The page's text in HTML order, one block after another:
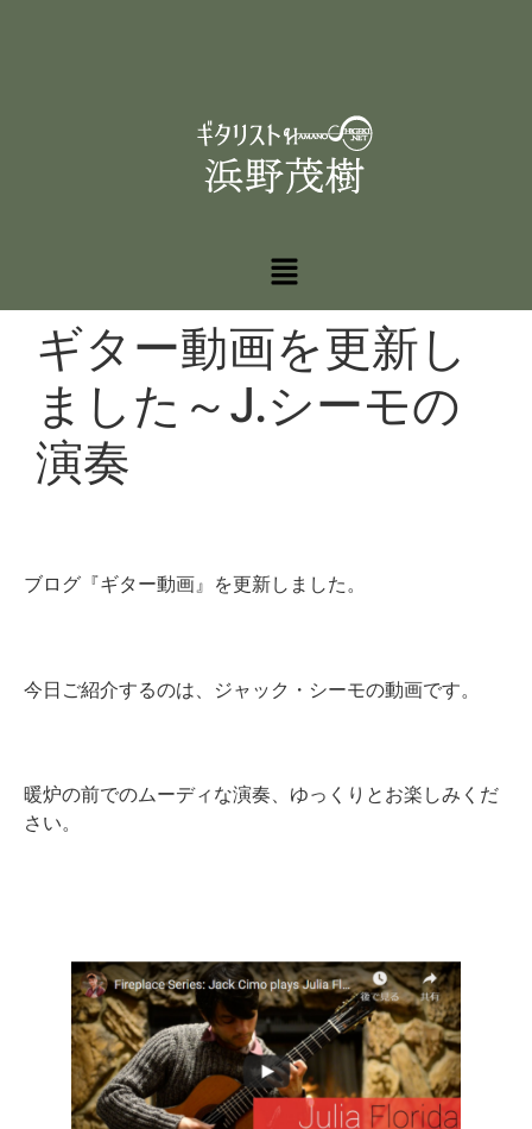
ギター動画を更新し
ました～J.シーモの
演奏
ブログ『ギター動画』を更新しました。
今日ご紹介するのは、ジャック・シーモの動画です。
暖炉の前でのムーディな演奏、ゆっくりとお楽しみくだ
さい。